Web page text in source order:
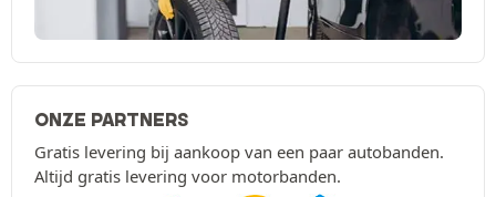
ONZE PARTNERS
Gratis levering bij aankoop van een paar autobanden.
Altijd gratis levering voor motorbanden.